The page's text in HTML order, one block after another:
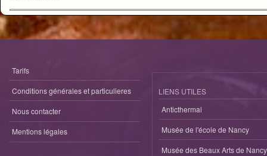
Tarifs
Conditions générales et particulieres
Nous contacter
Mentions légales
LIENS UTILES
Anticthermal
Musée de l'école de Nancy
Musée des Beaux Arts de Nancy